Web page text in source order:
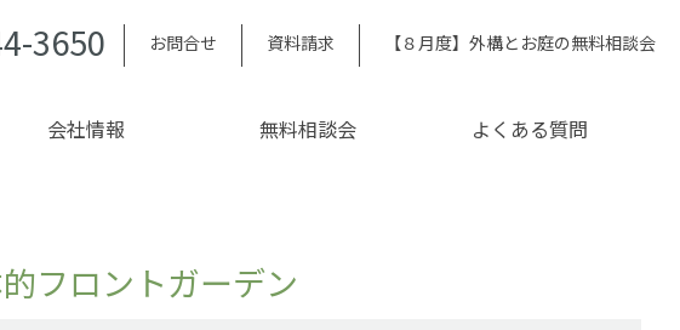
3650 お問合せ 資料請求 【８月度】外構とお庭の無料相談会
会社情報 無料相談会 よくある質問
フロントガーデン